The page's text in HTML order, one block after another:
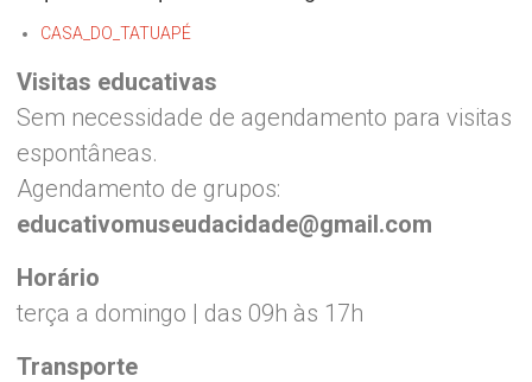
CASA_DO_TATUAPÉ
Visitas educativas
Sem necessidade de agendamento para visitas
espontâneas.
Agendamento de grupos:
educativomuseudacidade@gmail.com
Horário
terça a domingo | das 09h às 17h
Transporte